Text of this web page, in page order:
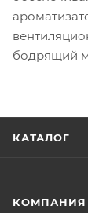
бодрящий
КАТАЛОГ
КОМПАНИЯ